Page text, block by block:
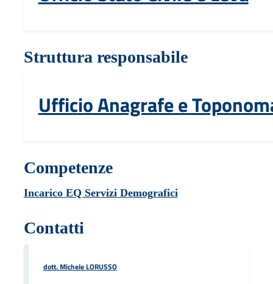
Struttura responsabile
Ufficio Anagrafe e
Competenze
Incarico EQ Servizi Demografici
Contatti
dott. Michele LORUSSO